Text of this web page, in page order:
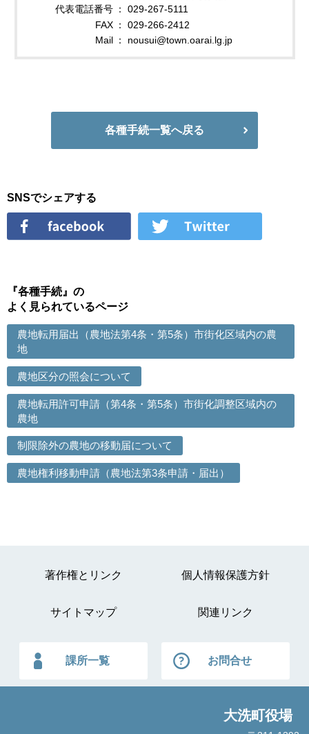
代表電話番号
029-267-5111
FAX
029-266-2412
Mail
nousui@town.oarai.lg.jp
各種手続一覧へ戻る
SNSでシェアする
『各種手続』の
よく見られているページ
農地転用届出（農地法第4条・第5条）市街化区域内の農
地
農地区分の照会について
農地転用許可申請（第4条・第5条）市街化調整区域内の
農地
制限除外の農地の移動届について
農地権利移動申請（農地法第3条申請・届出）
著作権とリンク 個人情報保護方針
サイトマップ 関連リンク
課所一覧 お問合せ
大洗町役場